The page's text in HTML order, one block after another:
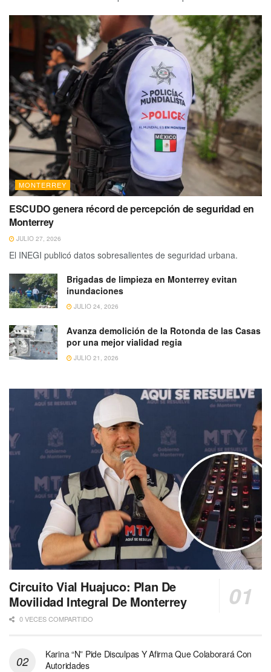
MONTERREY
ESCUDO genera récord de percepción de seguridad en
Monterrey
JULIO 27, 2026
El INEGI publicó datos sobresalientes de seguridad urbana.
Brigadas de limpieza en Monterrey evitan
inundaciones
JULIO 24, 2026
Avanza demolición de la Rotonda de las Casas
por una mejor vialidad regia
JULIO 21, 2026
Circuito Vial Huajuco: Plan De
Movilidad Integral De Monterrey
0 VECES COMPARTIDO
Karina “N” Pide Disculpas Y Afirma Que Colaborará Con
Autoridades